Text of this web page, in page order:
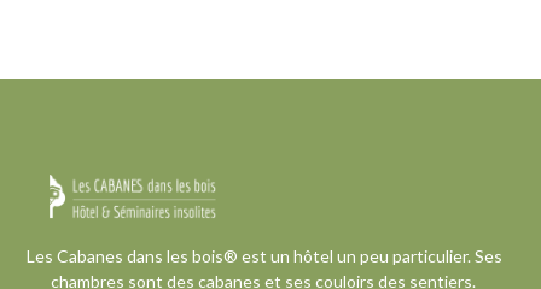
Les Cabanes dans les bois® est un hôtel un peu particulier. Ses
chambres sont des cabanes et ses couloirs des sentiers.